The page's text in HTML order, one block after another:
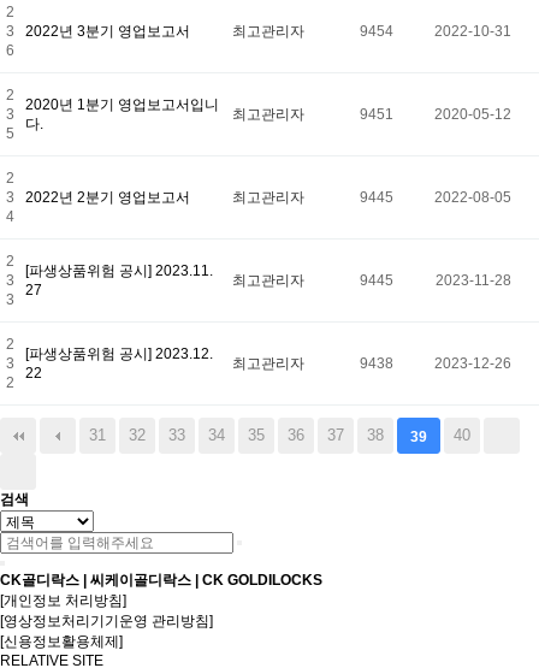
2
3
6
2022년 3분기 영업보고서 최고관리자 9454 2022-10-31
2
3
5
2020년 1분기 영업보고서입니
다.
최고관리자 9451 2020-05-12
2
3
4
2022년 2분기 영업보고서 최고관리자 9445 2022-08-05
2
3
3
[파생상품위험 공시] 2023.11.
27
최고관리자 9445 2023-11-28
2
3
2
[파생상품위험 공시] 2023.12.
22
최고관리자 9438 2023-12-26
31 32 33 34 35 36 37 38 39 40
검색
CK골디락스 | 씨케이골디락스 | CK GOLDILOCKS
[개인정보 처리방침]
[영상정보처리기기운영 관리방침]
[신용정보활용체제]
RELATIVE SITE